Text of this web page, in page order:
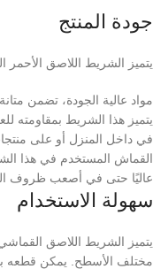
جودة المنتج
يتميز الشريط اللاصق
مواد عالية الجودة، تضمن
يتميز هذا الشريط بمقاومته
في داخل المنزل أو على
القماش المستخدم في هذا
عاليًا حتى في أصعب ظروف
سهولة الاستخدام
يتميز الشريط اللاصق
مختلف الأسطح. يمكن قطعه